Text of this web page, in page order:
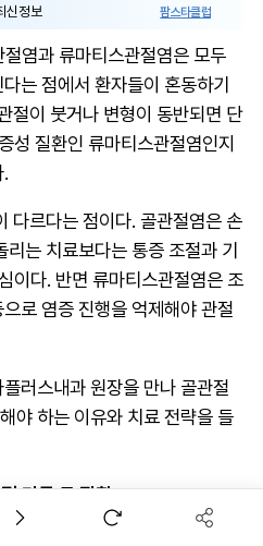
신정보 팜스타클럽
염과 류마티스관절염은 모두
는 점에서 환자들이 혼동하기
절이 붓거나 변형이 동반되면 단
성 질환인 류마티스관절염인지
다르다는 점이다. 골관절염은 손
는 치료보다는 통증 조절과 기
이다. 반면 류마티스관절염은 조
로 염증 진행을 억제해야 관절
러스내과 원장을 만나 골관절
야 하는 이유와 치료 전략을 들
다른 두 질환